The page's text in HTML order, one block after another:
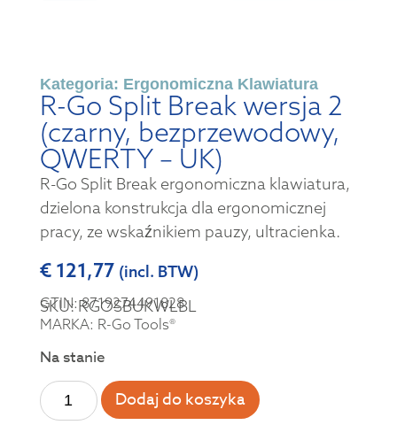
Kategoria: Ergonomiczna Klawiatura
R-Go Split Break wersja 2
(czarny, bezprzewodowy,
QWERTY – UK)
R-Go Split Break ergonomiczna klawiatura,
dzielona konstrukcja dla ergonomicznej
pracy, ze wskaźnikiem pauzy, ultracienka.
€121,77 (incl. BTW)
SKU: RGOSBUKWLBL
GTIN: 8719274491828
MARKA: R-Go Tools®
Na stanie
Dodaj do koszyka